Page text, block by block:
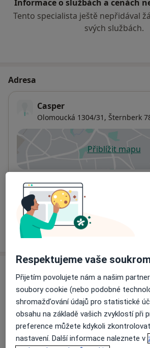
Informace o službách a cenách
Tento specialista ještě nepřidával
svých službách.
Adresa
Casper
Olomoucká 1304/31, Šternberk
Přiblížit mapu
se otevře
Na této adrese online kalendář
Co mám v takové situaci udělat?
Názory
Přidejte svůj
27 názorů
Respektujeme vaše
Přijetím povolujete nám a našim
soubory cookie (nebo podobné
shromažďování údajů pro statistické
obsahu na základě vašich zvyklostí při
preference můžete kdykoli
nastavení. Další informace naleznete v